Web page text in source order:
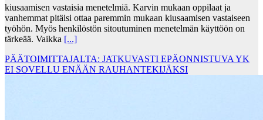
kiusaamisen vastaisia menetelmiä. Karvin mukaan oppilaat ja
vanhemmat pitäisi ottaa paremmin mukaan kiusaamisen vastaiseen
työhön. Myös henkilöstön sitoutuminen menetelmän käyttöön on
tärkeää. Vaikka [...]
PÄÄTOIMITTAJALTA: JATKUVASTI EPÄONNISTUVA YK
EI SOVELLU ENÄÄN RAUHANTEKIJÄKSI